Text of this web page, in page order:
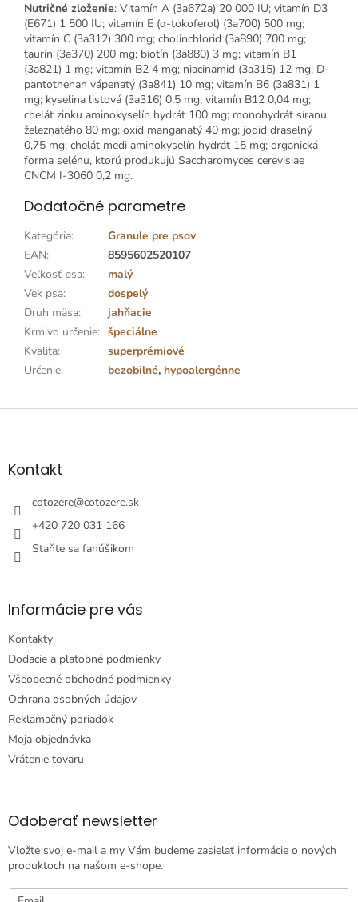
Nutričné ​​zloženie: Vitamín A (3a672a) 20 000 IU; vitamín D3
(E671) 1 500 IU; vitamín E (α-tokoferol) (3a700) 500 mg;
vitamín C (3a312) 300 mg; cholinchlorid (3a890) 700 mg;
taurín (3a370) 200 mg; biotín (3a880) 3 mg; vitamín B1
(3a821) 1 mg; vitamín B2 4 mg; niacinamid (3a315) 12 mg; D-
pantothenan vápenatý (3a841) 10 mg; vitamín B6 (3a831) 1
mg; kyselina listová (3a316) 0,5 mg; vitamín B12 0,04 mg;
chelát zinku aminokyselín hydrát 100 mg; monohydrát síranu
železnatého 80 mg; oxid manganatý 40 mg; jodid draselný
0,75 mg; chelát medi aminokyselín hydrát 15 mg; organická
forma selénu, ktorú produkujú Saccharomyces cerevisiae
CNCM I-3060 0,2 mg.
Dodatočné parametre
Kategória:
Granule pre psov
EAN:
8595602520107
Veľkosť psa:
malý
Vek psa:
dospelý
Druh mäsa:
jahňacie
Krmivo určenie: špeciálne
Kvalita:
superprémiové
Určenie: bezobilné, hypoalergénne
Z
äKontakt
cotozere@cotozere.sk
+420 720 031 166
Staňte sa fanúšikom
Informácie pre vás
Kontakty
Dodacie a platobné podmienky
Všeobecné obchodné podmienky
Ochrana osobných údajov
Reklamačný poriadok
Moja objednávka
Vrátenie tovaru
Odoberať newsletter
Vložte svoj e-mail a my Vám budeme zasielať informácie o nových
produktoch na našom e-shope.